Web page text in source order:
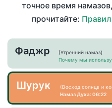
точное время
прочитайте:
Фаджр
(Утренний намаз)
Почему мы
Шурук
(Восход солнца и
Намаз Духа: 06:22